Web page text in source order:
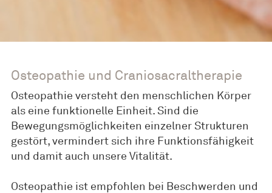
Osteopathie und Craniosacraltherapie
Osteopathie versteht den menschlichen Körper
als eine funktionelle Einheit. Sind die
Bewegungsmöglichkeiten einzelner Strukturen
gestört, vermindert sich ihre Funktionsfähigkeit
und damit auch unsere Vitalität.
Osteopathie ist empfohlen bei Beschwerden und